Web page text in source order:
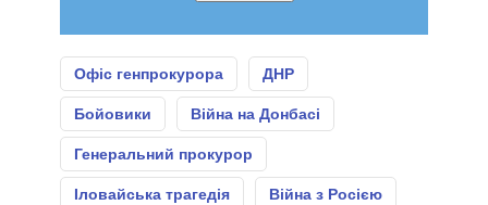
Офіс генпрокурора ДНР
Бойовики Війна на Донбасі
Генеральний прокурор
Іловайська трагедія Війна з Росією